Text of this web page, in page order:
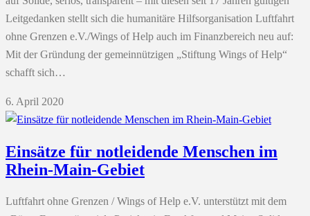
Leitgedanken stellt sich die humanitäre Hilfsorganisation Luftfahrt
ohne Grenzen e.V./Wings of Help auch im Finanzbereich neu auf:
Mit der Gründung der gemeinnützigen „Stiftung Wings of Help“
schafft sich…
6. April 2020
Einsätze für notleidende Menschen im
Rhein-Main-Gebiet
Luftfahrt ohne Grenzen / Wings of Help e.V. unterstützt mit dem